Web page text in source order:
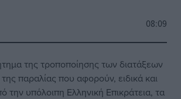
08:09
της τροποποίησης των διατάξεων
της παραλίας που αφορούν, ειδικά και
την υπόλοιπη Ελληνική Επικράτεια, τα